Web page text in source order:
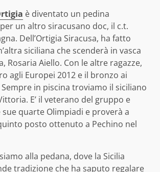
è diventato un pedina
un altro siracusano doc, il c.t.
Dell’Ortigia Siracusa, ha fatto
siciliana che scenderà in vasca
Rosaria Aiello. Con le altre ragazze,
agli Europei 2012 e il bronzo ai
in piscina troviamo il siciliano
E’ il veterano del gruppo e
quarte Olimpiadi e proverà a
posto ottenuto a Pechino nel
alla pedana, dove la Sicilia
tradizione che ha saputo regalare